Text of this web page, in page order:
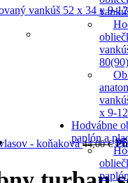
80(90)
x 9-
Hodvábne
paplón a
vankúš 52 x 34 x 9-
- koňaková44,00€